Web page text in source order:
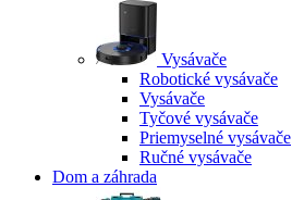
Vysávače
Robotické vysávače
Vysávače
Tyčové vysávače
Priemyselné vysávače
Ručné vysávače
Dom a záhrada